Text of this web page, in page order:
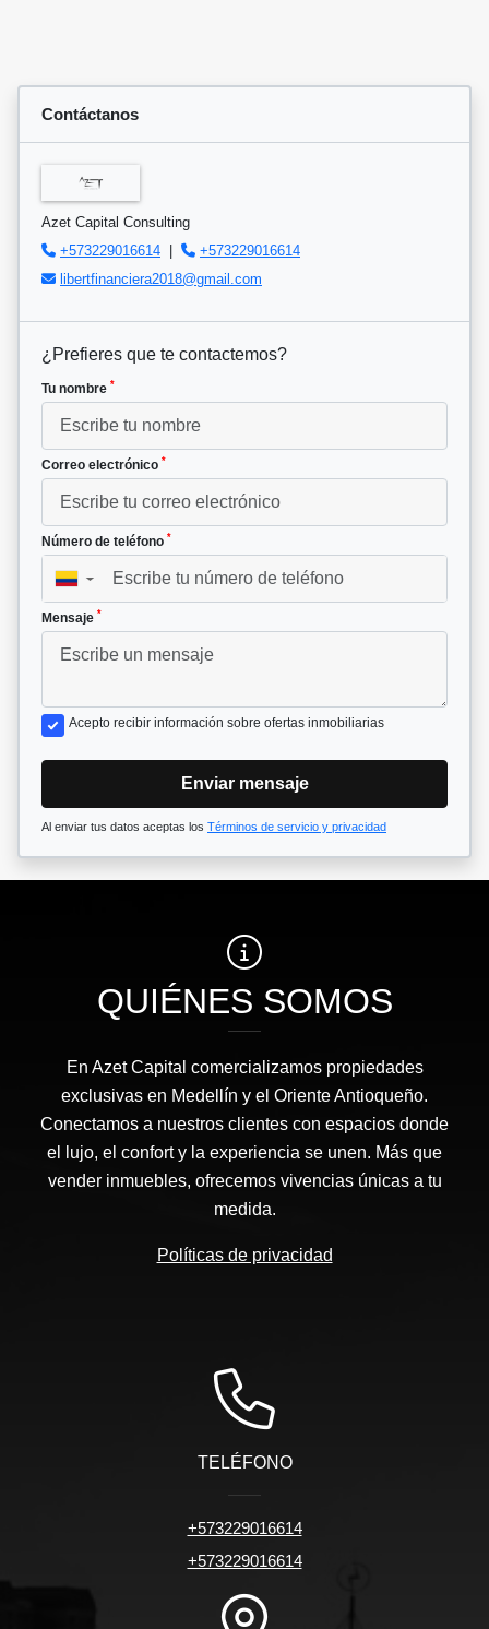
Contáctanos
Azet Capital Consulting
+573229016614 |
+573229016614
libertfinanciera2018@gmail.com
¿Prefieres que te contactemos?
Tu nombre *
Correo electrónico *
Número de teléfono *
▼
Mensaje *
Acepto recibir información sobre ofertas inmobiliarias
Enviar mensaje
Al enviar tus datos aceptas los Términos de servicio y privacidad
QUIÉNES SOMOS
En Azet Capital comercializamos propiedades
exclusivas en Medellín y el Oriente Antioqueño.
Conectamos a nuestros clientes con espacios donde
el lujo, el confort y la experiencia se unen. Más que
vender inmuebles, ofrecemos vivencias únicas a tu
medida.
Políticas de privacidad
TELÉFONO
+573229016614
+573229016614